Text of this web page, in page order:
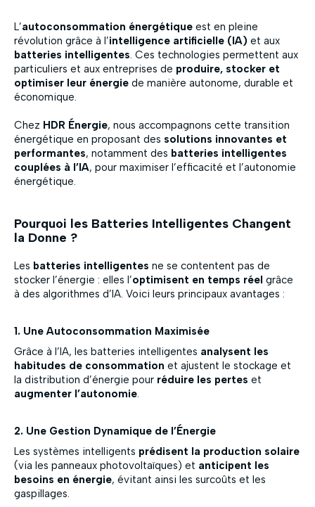
L’autoconsommation énergétique est en pleine
révolution grâce à l’intelligence artificielle (IA) et aux
batteries intelligentes. Ces technologies permettent aux
particuliers et aux entreprises de produire, stocker et
optimiser leur énergie de manière autonome, durable et
économique.
Chez HDR Énergie, nous accompagnons cette transition
énergétique en proposant des solutions innovantes et
performantes, notamment des batteries intelligentes
couplées à l’IA, pour maximiser l’efficacité et l’autonomie
énergétique.
Pourquoi les Batteries Intelligentes Changent
la Donne ?
Les batteries intelligentes ne se contentent pas de
stocker l’énergie : elles l’optimisent en temps réel grâce
à des algorithmes d’IA. Voici leurs principaux avantages :
1. Une Autoconsommation Maximisée
Grâce à l’IA, les batteries intelligentes analysent les
habitudes de consommation et ajustent le stockage et
la distribution d’énergie pour réduire les pertes et
augmenter l’autonomie.
2. Une Gestion Dynamique de l’Énergie
Les systèmes intelligents prédisent la production solaire
(via les panneaux photovoltaïques) et anticipent les
besoins en énergie, évitant ainsi les surcoûts et les
gaspillages.